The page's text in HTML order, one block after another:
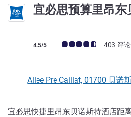
宜必思预算里昂东
客户意见评级 (ALL 评级)
4.5/5 403 评论
Allee Pre Caillat, 01700 贝诺
宜必思快捷里昂东贝诺斯特酒店距